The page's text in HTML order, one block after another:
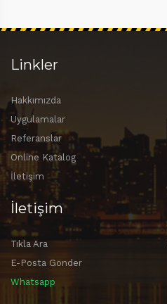
Linkler
Hakkımızda
Uygulamalar
Referanslar
Online Katalog
İletişim
İletişim
Tıkla Ara
E-Posta Gönder
Whatsapp